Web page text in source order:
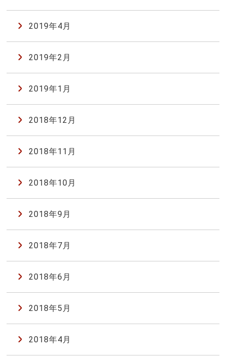
2019年4月
2019年2月
2019年1月
2018年12月
2018年11月
2018年10月
2018年9月
2018年7月
2018年6月
2018年5月
2018年4月